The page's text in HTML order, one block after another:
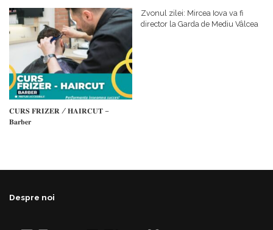
𝗳𝗶𝗻𝗮𝗻𝘁𝗮𝘁𝗼𝗿
𝐂𝐔𝐑𝐒 𝐅𝐑𝐈𝐙𝐄𝐑 / 𝐇𝐀𝐈𝐑𝐂𝐔𝐓 –
𝐁𝐚𝐫𝐛𝐞𝐫
Zvonul zilei: Mircea Iova va fi
director la Garda de Mediu Vâlcea
Despre noi